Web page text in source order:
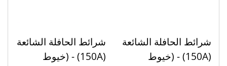
شرائط الحافلة الشائعة
(150A) - (خيوط
شرائط الحافلة الشائعة
(150A) - (خيوط